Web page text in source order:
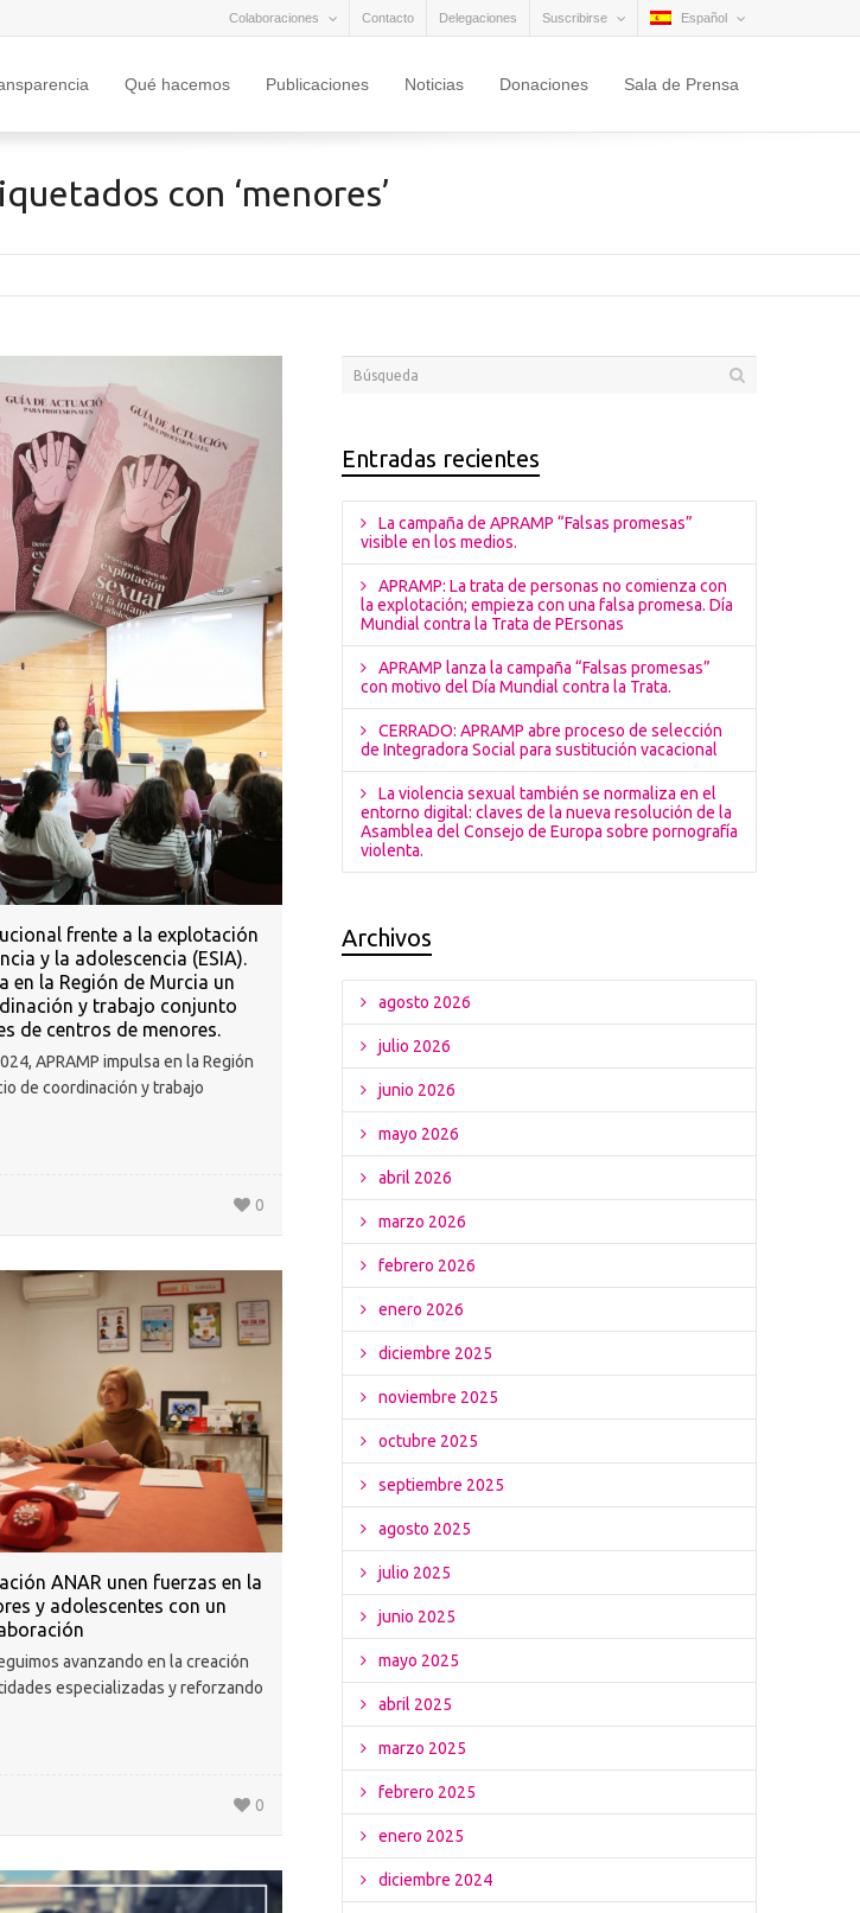
Suscribirse Español
Colaboraciones Contacto Delegaciones
Qué hacemos Publicaciones Noticias Donaciones Sala de Prensa
con ‘menores’
frente a la explotación
y la adolescencia (ESIA).
en la Región de Murcia un
y trabajo conjunto
de centros de menores.
APRAMP impulsa en la Región
de coordinación y trabajo
0
ANAR unen fuerzas en la
y adolescentes con un
avanzando en la creación
especializadas y reforzando
0
Entradas recientes
La campaña de APRAMP “Falsas promesas”
visible en los medios.
APRAMP: La trata de personas no comienza con
la explotación; empieza con una falsa promesa. Día
Mundial contra la Trata de PErsonas
APRAMP lanza la campaña “Falsas promesas”
con motivo del Día Mundial contra la Trata.
CERRADO: APRAMP abre proceso de selección
de Integradora Social para sustitución vacacional
La violencia sexual también se normaliza en el
entorno digital: claves de la nueva resolución de la
Asamblea del Consejo de Europa sobre pornografía
violenta.
Archivos
agosto 2026
julio 2026
junio 2026
mayo 2026
abril 2026
marzo 2026
febrero 2026
enero 2026
diciembre 2025
noviembre 2025
octubre 2025
septiembre 2025
agosto 2025
julio 2025
junio 2025
mayo 2025
abril 2025
marzo 2025
febrero 2025
enero 2025
diciembre 2024